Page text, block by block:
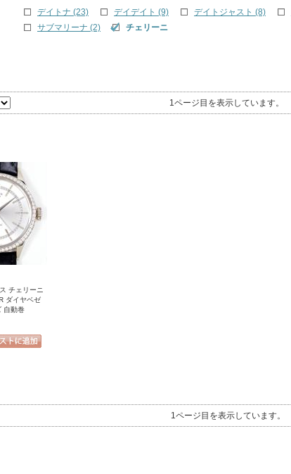
デイトナ (23) デイデイト (9) デイトジャスト (8)
サブマリーナ (2)
チェリーニ
1ページ目を表示しています。
チェリーニ
ダイヤベゼ
自動巻
1ページ目を表示しています。